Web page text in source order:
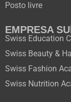
Posto livre
EMPRESA
Swiss Education
Swiss Beauty &
Swiss Fashion
Swiss Nutrition